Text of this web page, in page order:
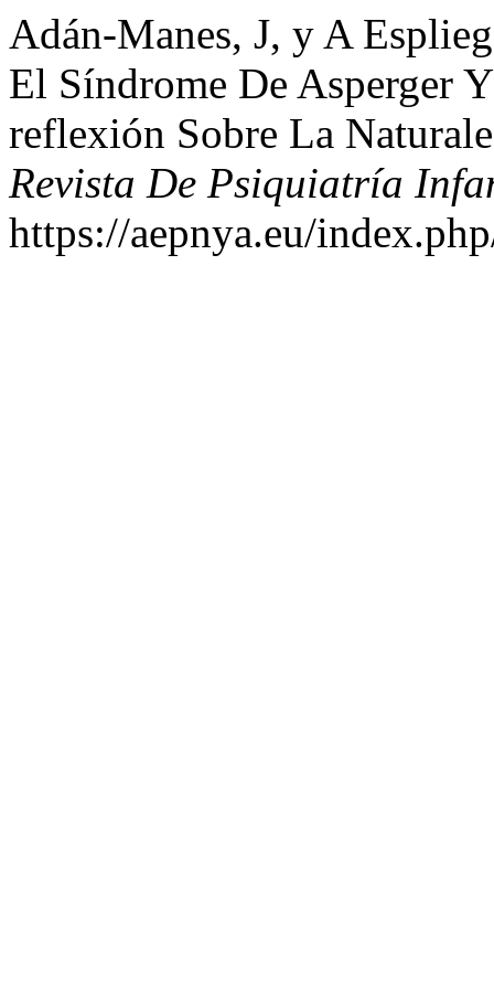
Adán-Manes, J, y A
El Síndrome De Asperger
reflexión Sobre La
Revista De Psiquiatría
https://aepnya.eu/